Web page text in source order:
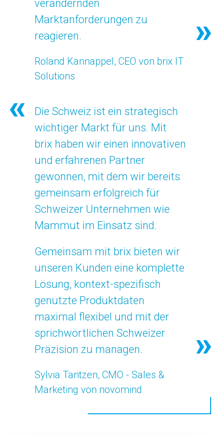
verändernden
Marktanforderungen zu
reagieren.
Roland Kannappel, CEO von brix IT
Solutions
Die Schweiz ist ein strategisch
wichtiger Markt für uns. Mit
brix haben wir einen innovativen
und erfahrenen Partner
gewonnen, mit dem wir bereits
gemeinsam erfolgreich für
Schweizer Unternehmen wie
Mammut im Einsatz sind.
Gemeinsam mit brix bieten wir
unseren Kunden eine komplette
Lösung, kontext-spezifisch
genutzte Produktdaten
maximal flexibel und mit der
sprichwörtlichen Schweizer
Präzision zu managen.
Sylvia Tantzen, CMO - Sales &
Marketing von novomind